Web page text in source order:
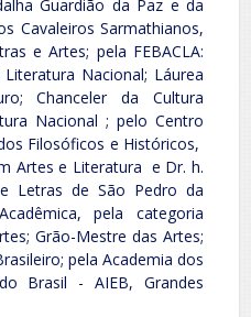
Guardião da Paz e da
Cavaleiros Sarmathianos,
e Artes; pela FEBACLA:
Nacional; Láurea
Chanceler da Cultura
Nacional ; pelo Centro
Filosóficos e Históricos,
Artes e Literatura e Dr. h.
Letras de São Pedro da
pela categoria
Grão-Mestre das Artes;
pela Academia dos
Brasil - AIEB, Grandes